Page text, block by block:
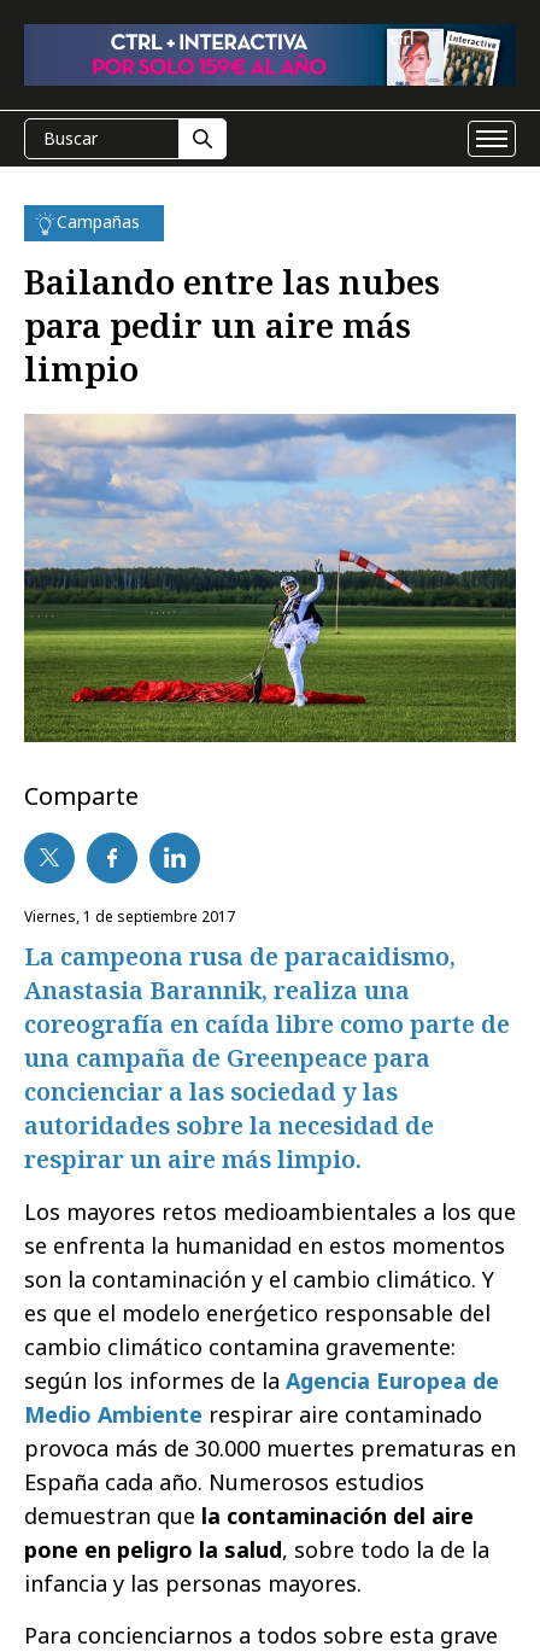
Campañas
Bailando entre las nubes
para pedir un aire más
limpio
Comparte
viernes, 1 de septiembre 2017
La campeona rusa de paracaidismo,
Anastasia Barannik, realiza una
coreografía en caída libre como parte de
una campaña de Greenpeace para
concienciar a las sociedad y las
autoridades sobre la necesidad de
respirar un aire más limpio.
Los mayores retos medioambientales a los que
se enfrenta la humanidad en estos momentos
son la contaminación y el cambio climático. Y
es que el modelo enerǵetico responsable del
cambio climático contamina gravemente:
según los informes de la Agencia Europea de
Medio Ambiente respirar aire contaminado
provoca más de 30.000 muertes prematuras en
España cada año. Numerosos estudios
demuestran que la contaminación del aire
pone en peligro la salud, sobre todo la de la
infancia y las personas mayores.
Para concienciarnos a todos sobre esta grave